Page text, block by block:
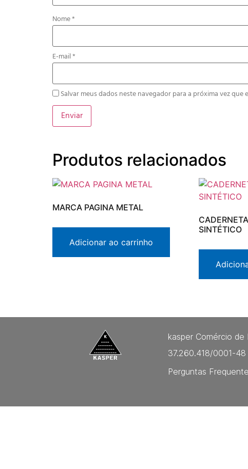
Nome*
E-mail*
Salvar meus dados neste navegador para a próxima vez que
Produtos relacionados
MARCA PAGINA METAL
Adicionar ao carrinho
SINTÉTICO
kasper Comércio de
37.260.418/0001-48
Perguntas